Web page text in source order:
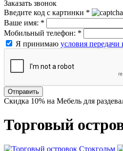
Заказать звонок
Введите код с картинки *
Ваше имя: *
Мобильный телефон: *
Я принимаю условия
Отправить
Скидка 10% на Мебель для
Торговый